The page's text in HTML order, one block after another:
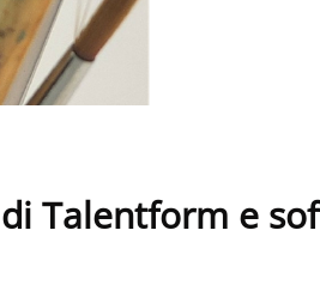
Talentform e